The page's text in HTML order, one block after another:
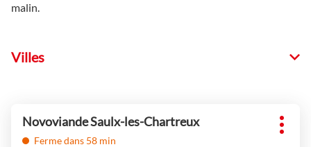
malin.
Villes
surPoint
de
Novoviande Saulx-les-Chartreux
Ferme dans 58 min
Plus